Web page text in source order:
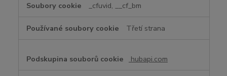
_cfuvid, __cf_bm
Třetí strana
hubapi.com